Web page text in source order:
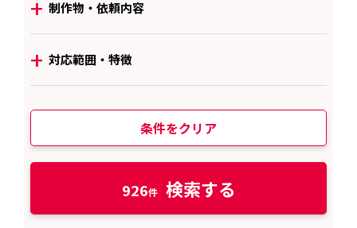
+ 制作物・依頼内容
+ 対応範囲・特徴
条件をクリア
926 検索する